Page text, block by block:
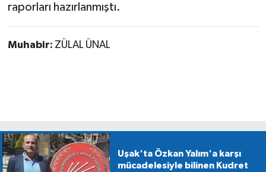
raporları hazırlanmıştı.
Muhabir: ZÜLAL ÜNAL
Uşak'ta Özkan Yalım'a karşı
mücadelesiyle bilinen Kudret